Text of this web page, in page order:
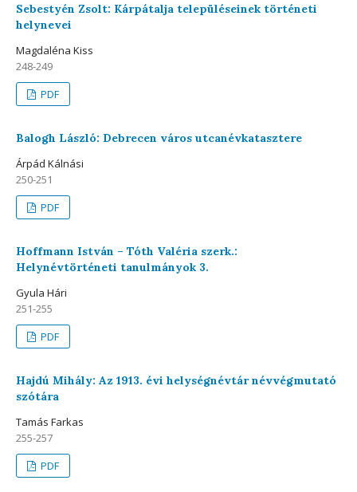
Sebestyén Zsolt: Kárpátalja településeinek történeti
helynevei
Magdaléna Kiss
248-249
PDF
Balogh László: Debrecen város utcanévkatasztere
Árpád Kálnási
250-251
PDF
Hoffmann István – Tóth Valéria szerk.:
Helynévtörténeti tanulmányok 3.
Gyula Hári
251-255
PDF
Hajdú Mihály: Az 1913. évi helységnévtár névvégmutató
szótára
Tamás Farkas
255-257
PDF